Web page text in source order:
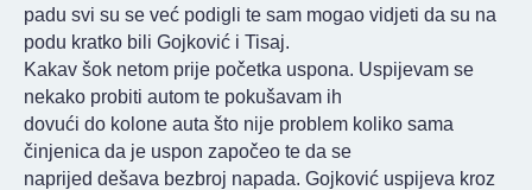
padu svi su se već podigli te sam mogao vidjeti da su na
podu kratko bili Gojković i Tisaj.
Kakav šok netom prije početka uspona. Uspijevam se
nekako probiti autom te pokušavam ih
dovući do kolone auta što nije problem koliko sama
činjenica da je uspon započeo te da se
naprijed dešava bezbroj napada. Gojković uspijeva kroz